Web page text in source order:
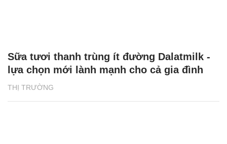
THỊ TRƯỜNG
Sữa tươi thanh trùng ít đường Dalatmilk -
lựa chọn mới lành mạnh cho cả gia đình